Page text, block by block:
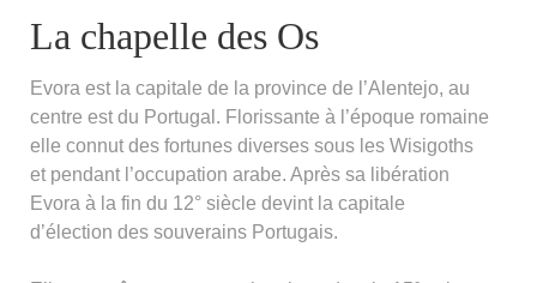
La chapelle des Os
Evora est la capitale de la province de l’Alentejo, au
centre est du Portugal. Florissante à l’époque romaine
elle connut des fortunes diverses sous les Wisigoths
et pendant l’occupation arabe. Après sa libération
Evora à la fin du 12° siècle devint la capitale
d’élection des souverains Portugais.